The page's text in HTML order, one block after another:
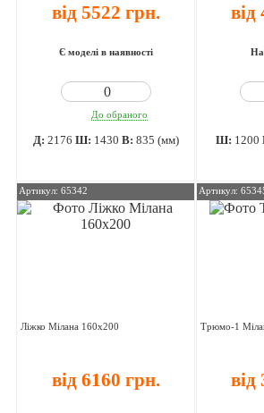
від 5522 грн.
Є моделі в наявності
До обраного
Д: 2176 Ш: 1430 В: 835 (мм)
від
На
Ш: 1200
Артикул: 65342
Ліжко Мілана 160х200
від 6160 грн.
Артикул:
Трюмо-1
від